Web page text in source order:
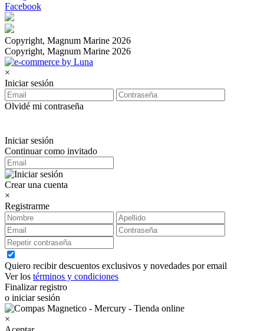
Facebook
Copyright, Magnum Marine 2026
Copyright, Magnum Marine 2026
×
Iniciar sesión
Olvidé mi contraseña
Iniciar sesión
Continuar como invitado
Crear una cuenta
×
Registrarme
Quiero recibir descuentos exclusivos y novedades por email
Ver los términos y condiciones
Finalizar registro
o iniciar sesión
×